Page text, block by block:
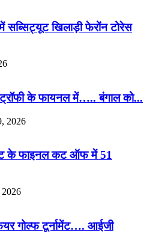
खिलाड़ी फेरोंन टोरेस
ट्रॉफी के फायनल में….. बंगाल को...
2026
के फाइनल कट ऑफ में 51
गोल्फ टूर्नामेंट…. आईजी